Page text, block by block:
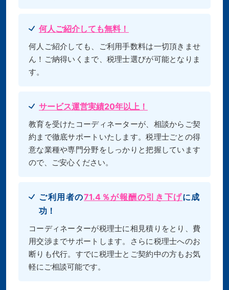
何人ご紹介しても無料！
何人ご紹介しても、ご利用手数料は一切頂きませ
ん！ご納得いくまで、税理士選びが可能となりま
す。
サービス運営実績20年以上！
教育を受けたコーディネーターが、相談からご契
約まで徹底サポートいたします。税理士ごとの得
意な業種や専門分野をしっかりと把握しています
ので、ご安心ください。
ご利用者の71.4％が報酬の引き下げに成
功！
コーディネーターが税理士に相見積りをとり、費
用交渉までサポートします。さらに税理士へのお
断りも代行。すでに税理士とご契約中の方もお気
軽にご相談可能です。